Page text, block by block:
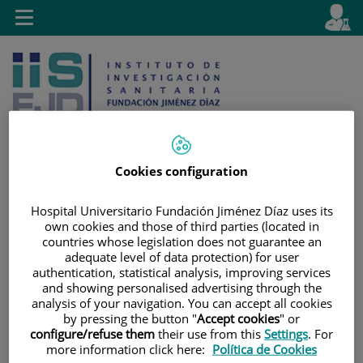
Saltar al contenido
contenido
activo
es
Toggle
navigation
Cookies configuration
Hospital Universitario Fundación Jiménez Díaz uses its
own cookies and those of third parties (located in
countries whose legislation does not guarantee an
adequate level of data protection) for user
authentication, statistical analysis, improving services
and showing personalised advertising through the
analysis of your navigation. You can accept all cookies
by pressing the button "Accept cookies" or
configure/refuse them their use from this Settings. For
more information click here: Política de Cookies